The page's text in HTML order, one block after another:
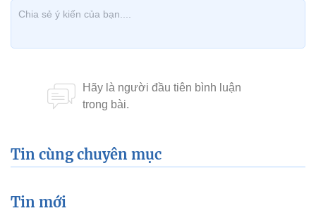
Tin cùng chuyên mục
Tin mới